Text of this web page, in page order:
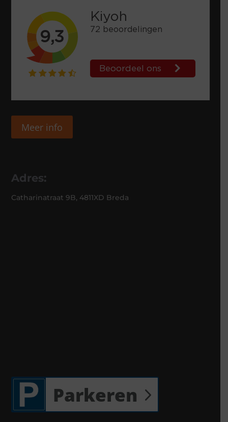
Meer info
Adres:
Catharinatraat 9B, 4811XD Breda
Parkeren